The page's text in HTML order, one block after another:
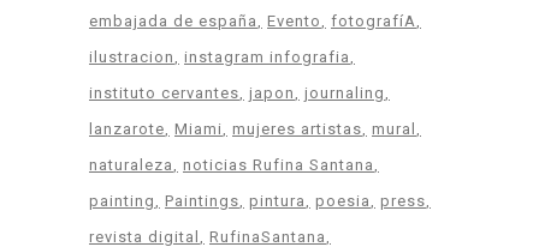
embajada de españa
Evento
fotografíA
ilustracion
instagram infografia
instituto cervantes japon
journaling
lanzarote Miami mujeres artistas mural
naturaleza
noticias Rufina Santana
painting
Paintings pintura poesia
press
revista digital
RufinaSantana